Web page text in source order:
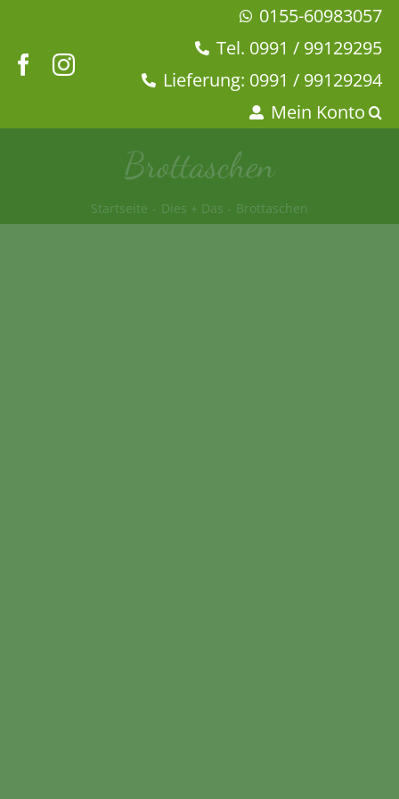
springen
0155-60983057
Tel. 0991 / 99129295
Lieferung: 0991 / 99129294
Mein Konto
Brottaschen
Startseite Dies + Das Brottaschen